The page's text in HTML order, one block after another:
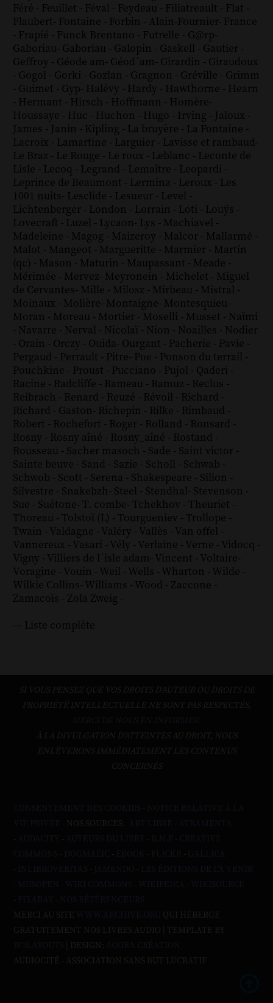
Féré - Feuillet - Féval - Feydeau - Filiatreault - Flat -
Flaubert- Fontaine - Forbin - Alain-Fournier- France
- Frapié - Funck Brentano - Futrelle - G@rp-
Gaboriau- Gaboriau - Galopin - Gaskell - Gautier -
Geffroy - Géode am- Géod´am- Girardin - Giraudoux
- Gogol - Gorki - Gozlan - Gragnon - Gréville - Grimm
- Guimet - Gyp- Halévy - Hardy - Hawthorne - Hearn
- Hermant - Hirsch - Hoffmann - Homère-
Houssaye - Huc - Huchon - Hugo - Irving - Jaloux -
James - Janin - Kipling - La bruyère - La Fontaine -
Lacroix - Lamartine - Larguier - Lavisse et rambaud-
Le Braz - Le Rouge - Le roux - Leblanc - Leconte de
Lisle - Lecoq - Legrand - Lemaître - Leopardi -
Leprince de Beaumont - Lermina - Leroux - Les
1001 nuits- Lesclide - Lesueur - Level -
Lichtenberger - London - Lorrain - Loti - Louÿs -
Lovecraft - Luzel - Lycaon- Lys - Machiavel -
Madeleine - Magog - Maizeroy - Malcor - Mallarmé -
Malot - Mangeot - Margueritte - Marmier - Martin
(qc) - Mason - Maturin - Maupassant - Meade -
Mérimée - Mervez- Meyronein - Michelet - Miguel
de Cervantes- Mille - Milosz - Mirbeau - Mistral -
Moinaux - Molière- Montaigne- Montesquieu-
Moran - Moreau - Mortier - Moselli - Musset - Naïmi
- Navarre - Nerval - Nicolaï - Nion - Noailles - Nodier
- Orain - Orczy - Ouida- Ourgant - Pacherie - Pavie -
Pergaud - Perrault - Pitre- Poe - Ponson du terrail -
Pouchkine - Proust - Pucciano - Pujol - Qaderi -
Racine - Radcliffe - Rameau - Ramuz - Reclus -
Reibrach - Renard - Reuzé - Révoil - Richard -
Richard - Gaston- Richepin - Rilke - Rimbaud -
Robert - Rochefort - Roger - Rolland - Ronsard -
Rosny - Rosny aîné - Rosny_aîné - Rostand -
Rousseau - Sacher masoch - Sade - Saint victor -
Sainte beuve - Sand - Sazie - Scholl - Schwab -
Schwob - Scott - Serena - Shakespeare - Silion -
Silvestre - Snakebzh- Steel - Stendhal- Stevenson -
Sue - Suétone- T. combe- Tchekhov - Theuriet -
Thoreau - Tolstoï (L) - Tourgueniev - Trollope -
Twain - Valdagne - Valéry - Vallès - Van offel -
Vannereux - Vasari - Vély - Verlaine - Verne - Vidocq -
Vigny - Villiers de l´isle adam- Vincent - Voltaire-
Voragine - Vouin - Weil - Wells - Wharton - Wilde -
Wilkie Collins- Williams - Wood - Zaccone -
Zamacoïs - Zola Zweig -
--- Liste complète